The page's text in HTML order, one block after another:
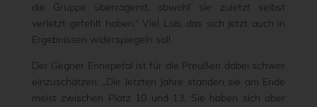
die Gruppe überragend, obwohl sie zuletzt selbst
verletzt gefehlt haben.“ Viel Lob, das sich jetzt auch in
Ergebnissen widerspiegeln soll.
Der Gegner Ennepetal ist für die Preußen dabei schwer
einzuschätzen. „Die letzten Jahre standen sie am Ende
meist zwischen Platz 10 und 13. Sie haben sich aber